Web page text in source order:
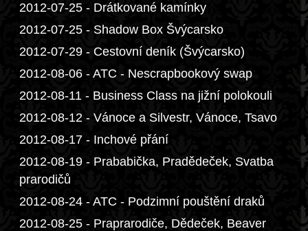
2012-07-25 - Drátkované kamínky
2012-07-25 - Shadow Box Švýcarsko
2012-07-29 - Cestovní deník (Švýcarsko)
2012-08-06 - ATC - Nescrapbookový swap
2012-08-11 - Business Class na jižní polokouli
2012-08-12 - Vánoce a Silvestr, Vánoce, Tsavo
2012-08-17 - Inchové přání
2012-08-19 - Prababička, Pradědeček, Svatba
prarodičů
2012-08-24 - ATC - Podzimní pouštění draků
2012-08-25 - Praprarodiče, Dědeček, Beaver